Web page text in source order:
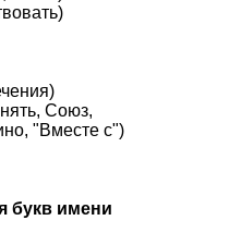
Союз,
"Вместе с")
букв имени